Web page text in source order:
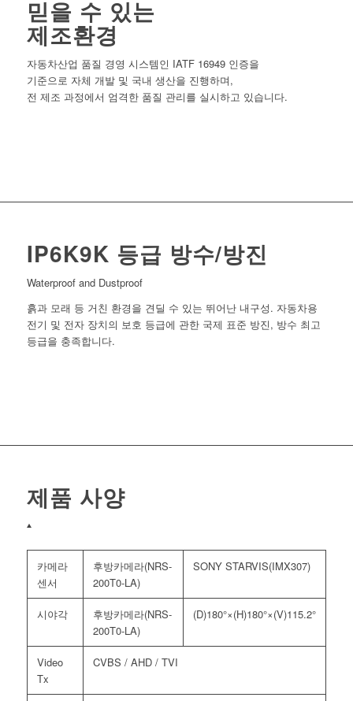
믿을 수 있는
제조환경
자동차산업 품질 경영 시스템인 IATF 16949 인증을
기준으로 자체 개발 및 국내 생산을 진행하며,
전 제조 과정에서 엄격한 품질 관리를 실시하고 있습니다.
IP6K9K 등급 방수/방진
Waterproof and Dustproof
흙과 모래 등 거친 환경을 견딜 수 있는 뛰어난 내구성. 자동차용
전기 및 전자 장치의 보호 등급에 관한 국제 표준 방진, 방수 최고
등급을 충족합니다.
제품 사양
카메라
센서
후방카메라(NRS-
200T0-LA)
SONY STARVIS(IMX307)
시야각
후방카메라(NRS-
200T0-LA)
(D)180°×(H)180°×(V)115.2°
Video
Tx
CVBS / AHD / TVI